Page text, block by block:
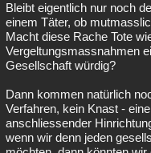
Bleibt eigentlich nur noch
einem Täter, ob
Macht diese Rache Tote
Vergeltungsmassnahmen
Gesellschaft würdig?
Dann kommen natürlich
Verfahren, kein Knast -
anschliessender
wenn wir denn jeden